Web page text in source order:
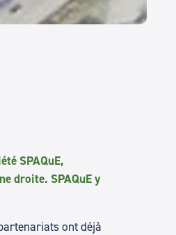
SPAQuE,
droite. SPAQuE y
ont déjà